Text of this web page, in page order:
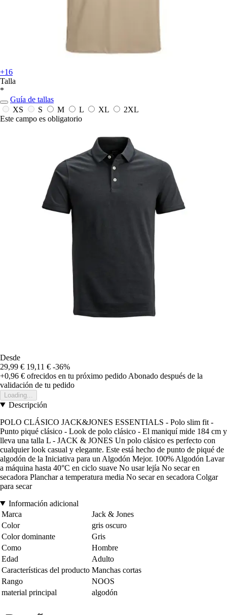
+16
Talla
*
Guía de tallas
XS
S M L XL
2XL
Este campo es obligatorio
Desde
29,99 € 19,11 € -36%
+0,96 € ofrecidos en tu próximo pedido Abonado después de la
validación de tu pedido
Loading...
Descripción
POLO CLÁSICO JACK&JONES ESSENTIALS - Polo slim fit -
Punto piqué clásico - Look de polo clásico - El maniquí mide 184 cm y
lleva una talla L - JACK & JONES Un polo clásico es perfecto con
cualquier look casual y elegante. Este está hecho de punto de piqué de
algodón de la Iniciativa para un Algodón Mejor. 100% Algodón Lavar
a máquina hasta 40°C en ciclo suave No usar lejía No secar en
secadora Planchar a temperatura media No secar en secadora Colgar
para secar
Información adicional
Marca
Jack & Jones
Color
gris oscuro
Color dominante
Gris
Como
Hombre
Edad
Adulto
Características del producto Manchas cortas
Rango
NOOS
material principal
algodón